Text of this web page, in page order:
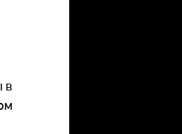
в